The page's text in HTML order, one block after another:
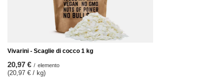
Vivarini - Scaglie di cocco 1 kg
20,97 € / elemento
(20,97 € / kg)